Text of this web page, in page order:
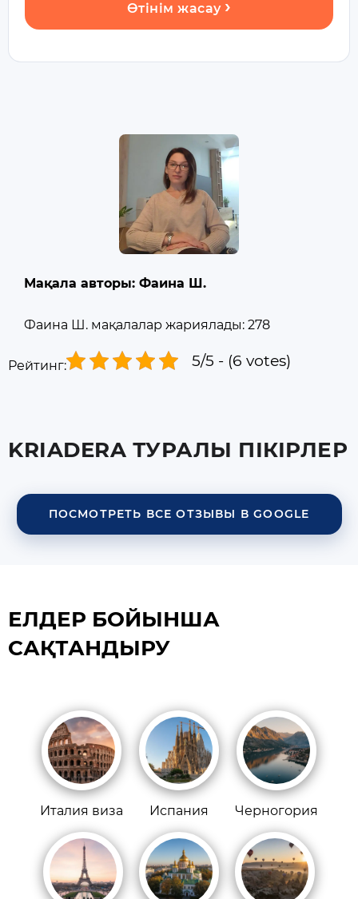
Өтінім жасау
Мақала авторы: Фаина Ш.
Фаина Ш. мақалалар жариялады: 278
Рейтинг: 5/5 - (6 votes)
KRIADERA ТУРАЛЫ ПІКІРЛЕР
ПОСМОТРЕТЬ ВСЕ ОТЗЫВЫ В GOOGLE
ЕЛДЕР БОЙЫНША
САҚТАНДЫРУ
Италия виза Испания Черногория